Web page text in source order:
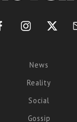
News
Reality
Social
Gossip